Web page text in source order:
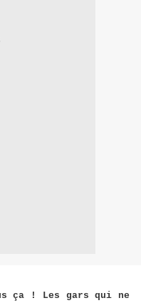
ça ! Les gars qui ne